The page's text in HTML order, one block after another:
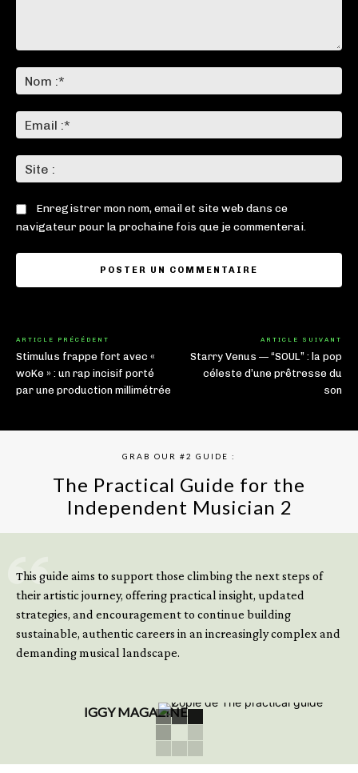
:*
:*
:
Enregistrer mon nom, email et site web dans ce
navigateur pour la prochaine fois que je commenterai.
ARTICLE PRÉCÉDENT
Stimulus frappe fort avec «
woKe » : un rap incisif porté
par une production millimétrée
ARTICLE SUIVANT
Starry Venus — “SOUL” : la pop
céleste d’une prêtresse du
son
GRAB OUR #2 GUIDE :
The Practical Guide for the
Independent Musician 2
This guide aims to support those climbing the next steps of
their artistic journey, offering practical insight, updated
strategies, and encouragement to continue building
sustainable, authentic careers in an increasingly complex and
demanding musical landscape.
IGGY MAGAZINE